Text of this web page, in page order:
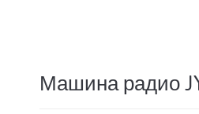
Машина радио